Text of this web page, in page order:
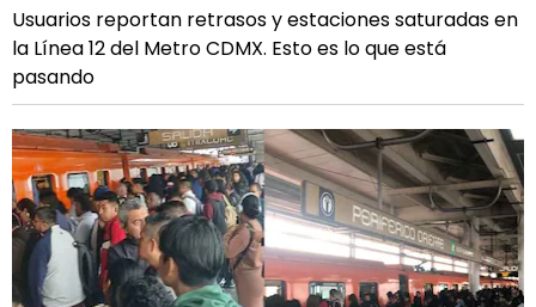
Usuarios reportan retrasos y estaciones saturadas en
la Línea 12 del Metro CDMX. Esto es lo que está
pasando